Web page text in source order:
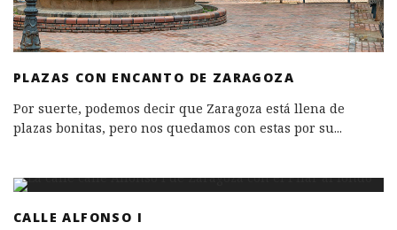
PLAZAS CON ENCANTO DE ZARAGOZA
Por suerte, podemos decir que Zaragoza está llena de
plazas bonitas, pero nos quedamos con estas por su...
CALLE ALFONSO I